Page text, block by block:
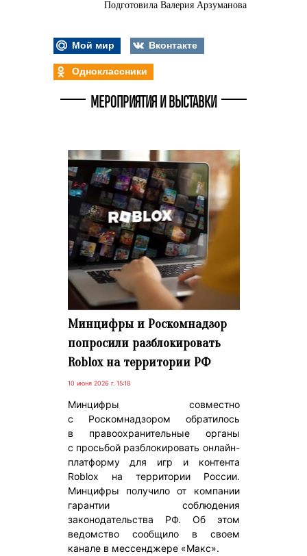
Подготовила Валерия Арзуманова
Мой мир
Вконтакте
Одноклассники
МЕРОПРИЯТИЯ И ВЫСТАВКИ
Минцифры и Роскомнадзор
попросили разблокировать
Roblox на территории РФ
10 июня 2026 г. 15:18
Минцифры совместно
с Роскомнадзором обратилось
в правоохранительные органы
с просьбой разблокировать онлайн-
платформу для игр и контента
Roblox на территории России.
Минцифры получило от компании
гарантии соблюдения
законодательства РФ. Об этом
ведомство сообщило в своем
канале в мессенджере «Макс».